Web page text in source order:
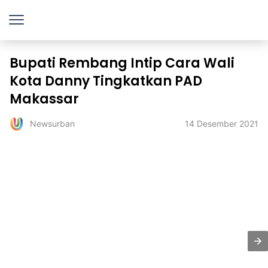
Bupati Rembang Intip Cara Wali
Kota Danny Tingkatkan PAD
Makassar
Newsurban 14 Desember 2021